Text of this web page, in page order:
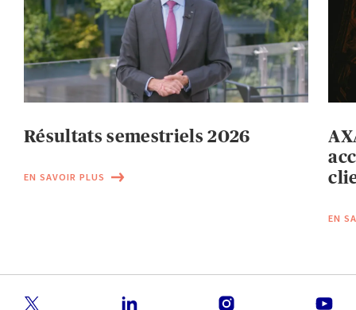
Résultats semestriels 2026
EN SAVOIR PLUS
EN